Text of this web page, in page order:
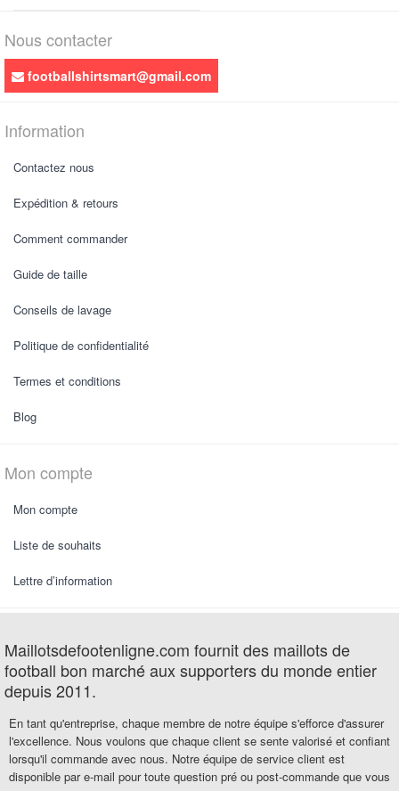
Nous contacter
footballshirtsmart@gmail.com
Information
Contactez nous
Expédition & retours
Comment commander
Guide de taille
Conseils de lavage
Politique de confidentialité
Termes et conditions
Blog
Mon compte
Mon compte
Liste de souhaits
Lettre d’information
Maillotsdefootenligne.com fournit des maillots de
football bon marché aux supporters du monde entier
depuis 2011.
En tant qu'entreprise, chaque membre de notre équipe s'efforce d'assurer
l'excellence. Nous voulons que chaque client se sente valorisé et confiant
lorsqu'il commande avec nous. Notre équipe de service client est
disponible par e-mail pour toute question pré ou post-commande que vous